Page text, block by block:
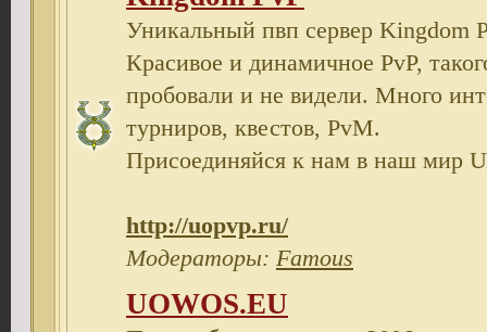
Уникальный пвп сервер Kingdom
Красивое и динамичное PvP,
пробовали и не видели. Много
турниров, квестов, PvM.
Присоединяйся к нам в наш мир
http://uopvp.ru/
Модераторы: Famous
UOWOS.EU